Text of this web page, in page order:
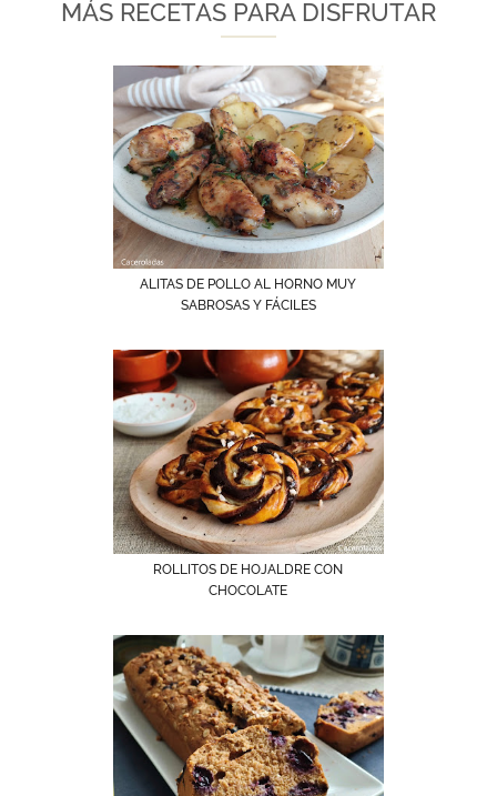
MÁS RECETAS PARA DISFRUTAR
ALITAS DE POLLO AL HORNO MUY
SABROSAS Y FÁCILES
ROLLITOS DE HOJALDRE CON
CHOCOLATE